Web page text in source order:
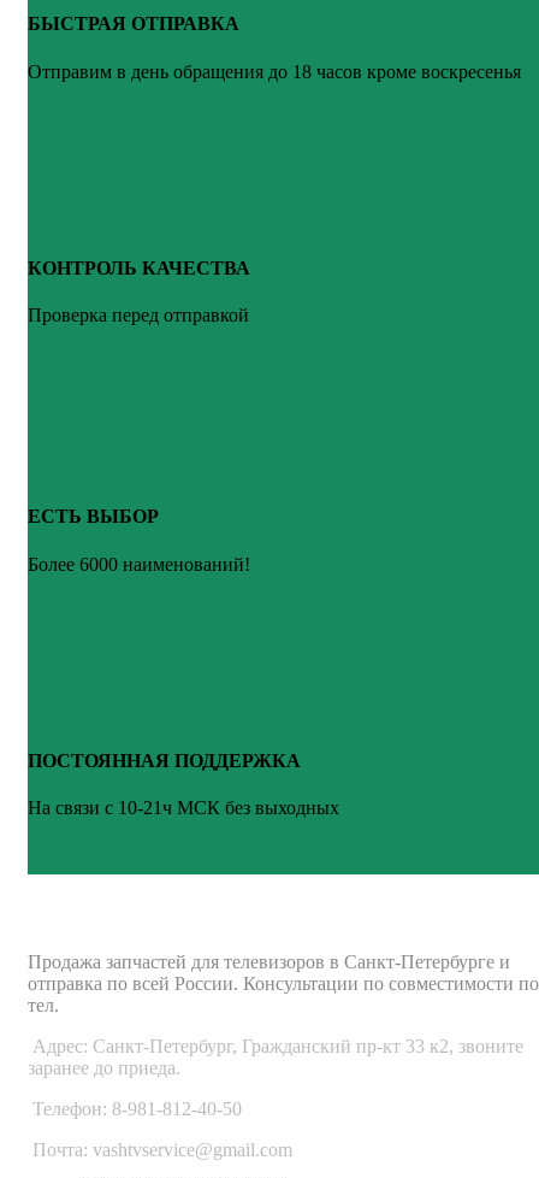
БЫСТРАЯ ОТПРАВКА
Отправим в день обращения до 18 часов кроме воскресенья
КОНТРОЛЬ КАЧЕСТВА
Проверка перед отправкой
ЕСТЬ ВЫБОР
Более 6000 наименований!
ПОСТОЯННАЯ ПОДДЕРЖКА
На связи с 10-21ч МСК без выходных
Продажа запчастей для телевизоров в Санкт-Петербурге и
отправка по всей России. Консультации по совместимости по
тел.
Адрес: Санкт-Петербург, Гражданский пр-кт 33 к2, звоните
заранее до приеда.
Телефон: 8-981-812-40-50
Почта: vashtvservice@gmail.com